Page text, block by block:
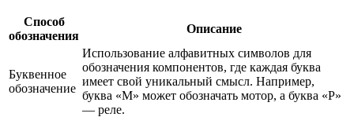
Способ
обозначения
Описание
Буквенное
обозначение
Использование алфавитных символов для
обозначения компонентов, где каждая буква
имеет свой уникальный смысл. Например,
буква «М» может обозначать мотор, а буква «Р»
— реле.